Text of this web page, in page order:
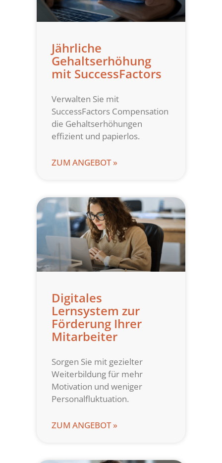
Jährliche
Gehaltserhöhung
mit SuccessFactors
Verwalten Sie mit
SuccessFactors Compensation
die Gehaltserhöhungen
effizient und papierlos.
ZUM ANGEBOT »
Digitales
Lernsystem zur
Förderung Ihrer
Mitarbeiter
Sorgen Sie mit gezielter
Weiterbildung für mehr
Motivation und weniger
Personalfluktuation.
ZUM ANGEBOT »